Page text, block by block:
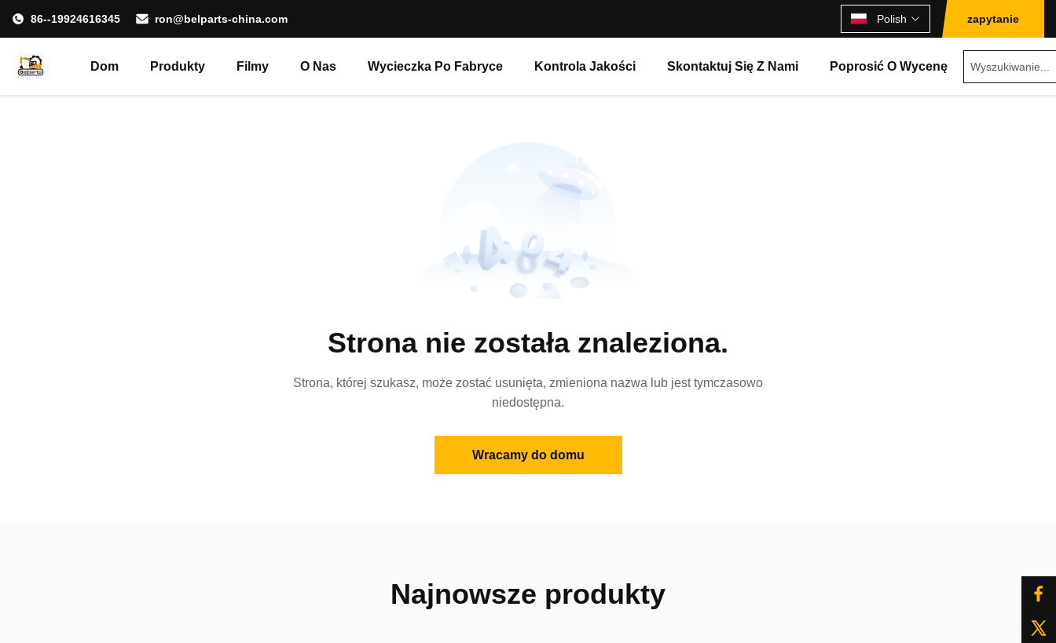
86--19924616345 ron@belparts-china.com Polish zapytanie
Dom Produkty Filmy O Nas Wycieczka Po Fabryce Kontrola Jakości Skontaktuj Się Z Nami Poprosić O Wycenę
Strona nie została znaleziona.
Strona, której szukasz, może zostać usunięta, zmieniona nazwa lub jest tymczasowo
niedostępna.
Wracamy do domu
Najnowsze produkty